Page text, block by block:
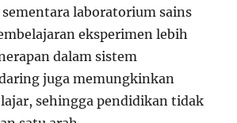
laboratorium sains
eksperimen lebih
dalam sistem
juga memungkinkan
sehingga pendidikan tidak